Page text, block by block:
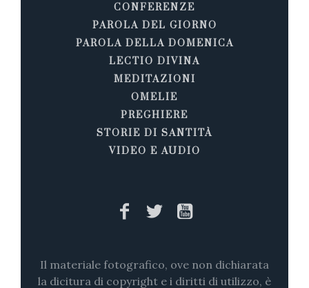
CONFERENZE
PAROLA DEL GIORNO
PAROLA DELLA DOMENICA
LECTIO DIVINA
MEDITAZIONI
OMELIE
PREGHIERE
STORIE DI SANTITÀ
VIDEO E AUDIO
Il materiale fotografico, ove non dichiarata
la dicitura di copyright e i diritti di utilizzo, è